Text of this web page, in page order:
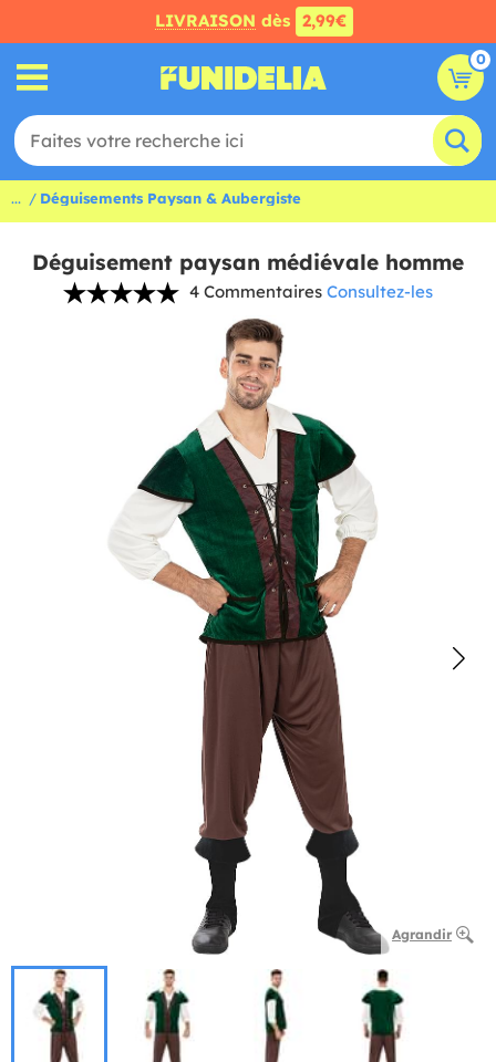
LIVRAISON dès 2,99€
0
... Déguisements Paysan & Aubergiste
Déguisement paysan médiévale homme
4 Commentaires Consultez-les
Agrandir